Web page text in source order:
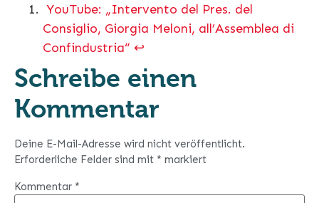
YouTube: „Intervento del Pres. del
Consiglio, Giorgia Meloni, all’Assemblea di
Confindustria“ ↩︎
Schreibe einen
Kommentar
Deine E-Mail-Adresse wird nicht veröffentlicht.
Erforderliche Felder sind mit * markiert
Kommentar *